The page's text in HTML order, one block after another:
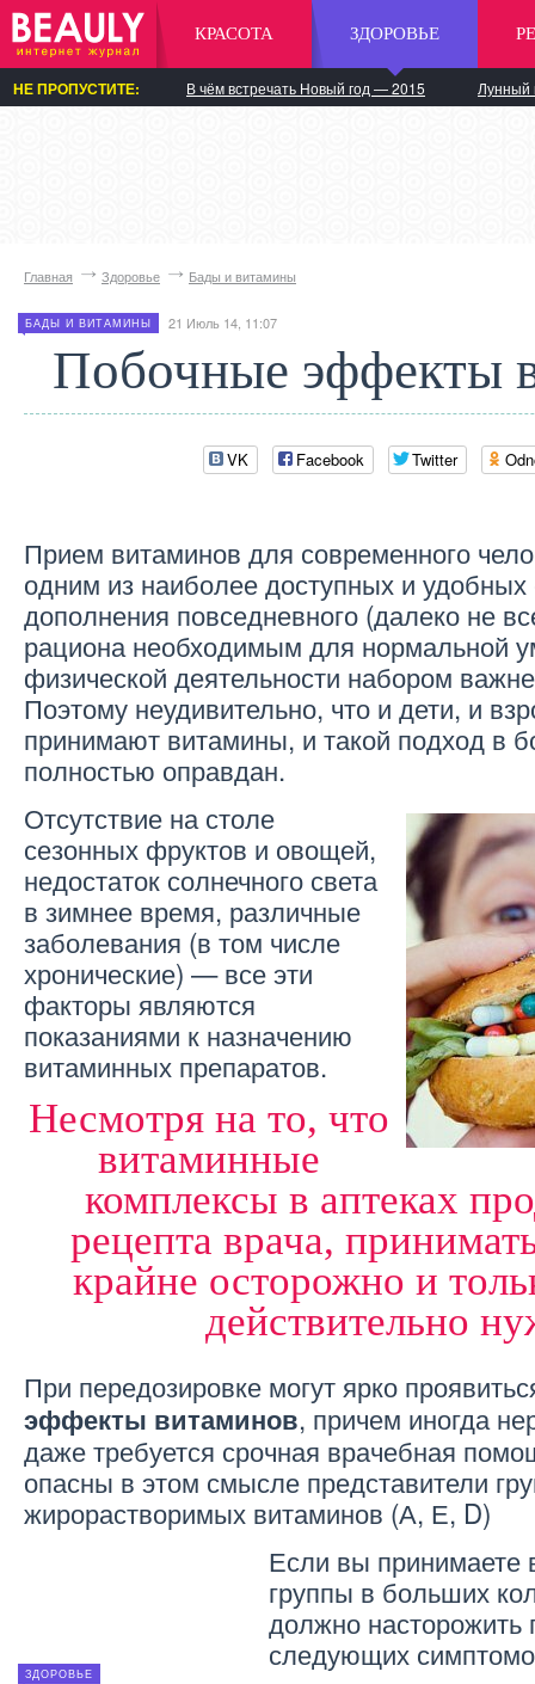
КРАСОТА ЗДОРОВЬЕ
НЕ ПРОПУСТИТЕ: В чём встречать Новый год — 2015 Лунный
Главная Здоровье Бады и витамины
БАДЫ И ВИТАМИНЫ 21 Июль 14, 11:07
Побочные эффекты
VK Facebook Twitter
Прием витаминов для современного
одним из наиболее доступных и удобных
дополнения повседневного (далеко не
рациона необходимым для нормальной
физической деятельности набором
Поэтому неудивительно, что и дети, и
принимают витамины, и такой подход в
полностью оправдан.
Отсутствие на столе
сезонных фруктов и овощей,
недостаток солнечного света
в зимнее время, различные
заболевания (в том числе
хронические) — все эти
факторы являются
показаниями к назначению
витаминных препаратов.
Несмотря на то, что
витаминные
комплексы в аптеках
рецепта врача,
крайне осторожно и
действительно
При передозировке могут ярко
эффекты витаминов, причем иногда
даже требуется срочная врачебная
опасны в этом смысле представители
жирорастворимых витаминов (А, Е, D)
ЗДОРОВЬЕ
Если вы принимаете
группы в больших
должно насторожить
следующих